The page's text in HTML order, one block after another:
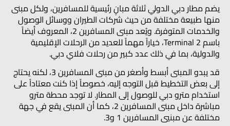
يضم مطار دبي الدولي ثلاثة مبانٍ رئيسية للمسافرين، ولكل مبنى
منها طبيعة مختلفة من حيث شركات الطيران ووسائل الوصول
والخدمات المتوفرة. ويُعد مبنى المسافرين 2، المعروف أيضاً
باسمTerminal 2، خياراً مهماً للعديد من الرحلات الإقليمية
والدولية، بما في ذلك عدد كبير من رحلات فلاي دبي.
قد يبدو المبنى أبسط وأصغر من مبنى المسافرين 3، لكنه يحتاج
إلى بعض التخطيط قبل التوجه إليه، خصوصاً إذا كنت معتاداً على
استخدام مترو دبي للوصول إلى المطار. لا توجد محطة مترو
مباشرة داخل مبنى المسافرين 2، كما أن المبنى يقع في جهة
مختلفة عن مبنيي المسافرين 1 و3.